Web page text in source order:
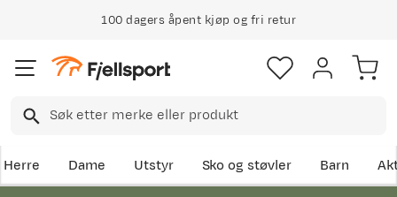
100 dagers åpent kjøp og fri retur
Herre Dame Utstyr Sko og støvler Barn